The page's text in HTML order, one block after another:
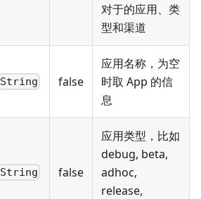
对于的应用、类
型和渠道
String false
应用名称，为空
时取 App 的信
息
String false
应用类型，比如
debug, beta,
adhoc,
release,